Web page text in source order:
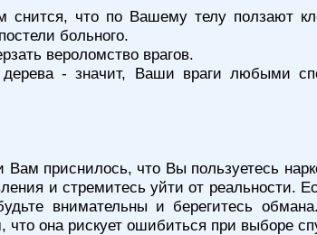
что по Вашему телу ползают
больного.
вероломство врагов.
- значит, Ваши враги любыми
Вам приснилось, что Вы пользуетесь
и стремитесь уйти от реальности.
внимательны и берегитесь
она рискует ошибиться при выборе